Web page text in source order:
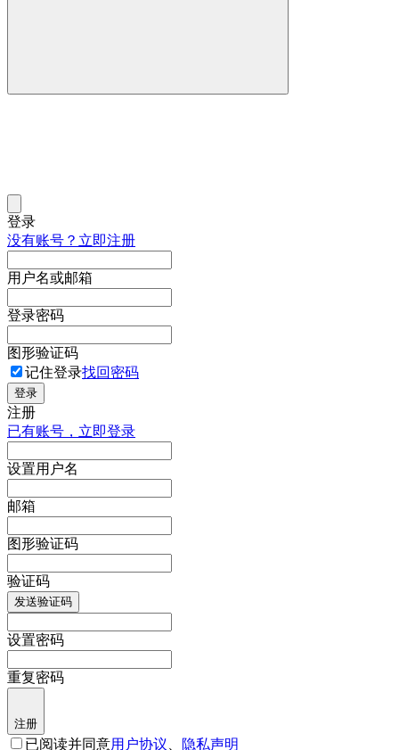
登录
没有账号？立即注册
用户名或邮箱
登录密码
图形验证码
记住登录找回密码
登录
注册
已有账号，立即登录
设置用户名
邮箱
图形验证码
验证码
发送验证码
设置密码
重复密码
注册
已阅读并同意用户协议 隐私声明